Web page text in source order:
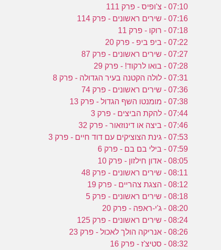
07:10 - צ'ופיס - פרק 111
07:16 - שירים ראשונים - פרק 114
07:18 - רוקו - פרק 11
07:22 - ביפ ביפ - פרק 20
07:27 - שירים ראשונים - פרק 87
07:28 - בואו לרקוד! - פרק 29
07:31 - לולה הקטנה בעיר הגדולה - פרק 8
07:36 - שירים ראשונים - פרק 74
07:38 - מומנטו השף הגדול - פרק 13
07:44 - להקת הביצים - פרק 3
07:46 - ביצה או דינוזאור - פרק 32
07:53 - גינת הצוציקים עם דוד חיים - פרק 3
07:59 - בילי בם בם - פרק 6
08:05 - אדון חילזון - פרק 10
08:11 - שירים ראשונים - פרק 48
08:12 - הצגת צהריים - פרק 19
08:18 - שירים ראשונים - פרק 5
08:20 - ג'י-ראפה - פרק 20
08:24 - שירים ראשונים - פרק 125
08:26 - אנריקה הולך לאכול - פרק 23
08:32 - סטיצ'ז - פרק 16